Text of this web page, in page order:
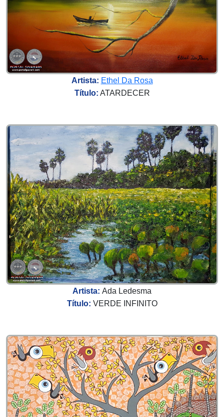
Artista: Ethel Da Rosa
Título: ATARDECER
Artista: Ada Ledesma
Título: VERDE INFINITO